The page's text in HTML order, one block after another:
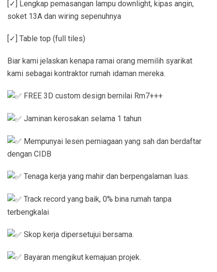
[✓] Lengkap pemasangan lampu downlight, kipas angin,
soket 13A dan wiring sepenuhnya
[✓] Table top (full tiles)
Biar kami jelaskan kenapa ramai orang memilih syarikat
kami sebagai kontraktor rumah idaman mereka.
FREE 3D custom design bernilai Rm7+++
Jaminan kerosakan selama 1 tahun
Mempunyai lesen perniagaan yang sah dan berdaftar
dengan CIDB
Tenaga kerja yang mahir dan berpengalaman luas.
Track record yang baik, 0% bina rumah tanpa
terbengkalai
Skop kerja dipersetujui bersama.
Bayaran mengikut kemajuan projek.